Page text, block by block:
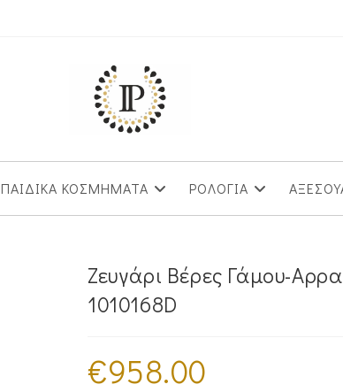
ΠΑΙΔΙΚΑ ΚΟΣΜΗΜΑΤΑ ΡΟΛΟΓΙΑ
Ζευγάρι Βέρες Γάμου-
1010168D
€958.00